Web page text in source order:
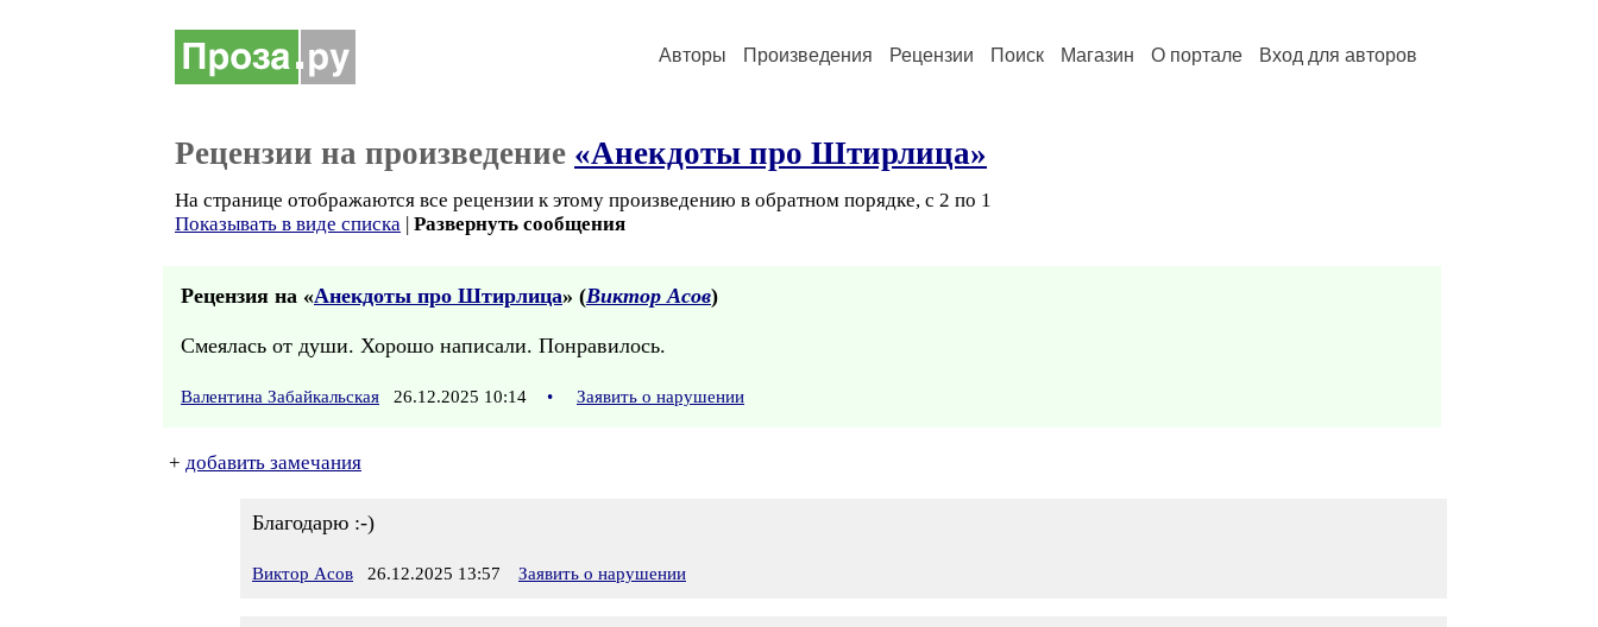
Авторы Произведения Рецензии Поиск Магазин О портале Вход для авторов
Рецензии на произведение «Анекдоты про Штирлица»
На странице отображаются все рецензии к этому произведению в обратном порядке, с 2 по 1
Показывать в виде списка | Развернуть сообщения
Рецензия на «Анекдоты про Штирлица» (Виктор Асов)
Смеялась от души. Хорошо написали. Понравилось.
Валентина Забайкальская 26.12.2025 10:14 • Заявить о нарушении
+ добавить замечания
Благодарю :-)
Виктор Асов 26.12.2025 13:57 Заявить о нарушении